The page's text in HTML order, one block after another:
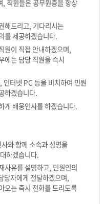
, 직원들은 공무원증을 항상
해드리고, 기다리시는
를 제공하겠습니다.
원이 직접 안내하겠으며,
에는 담당 직원을 즉시
인터넷 PC 등을 비치하여 민원
하겠습니다.
게 배웅인사를 하겠습니다.
와 함께 소속과 성명을
하겠습니다.
사유를 설명하고, 민원인의
당자에게 전달하겠으며,
오는 즉시 전화를 드리도록